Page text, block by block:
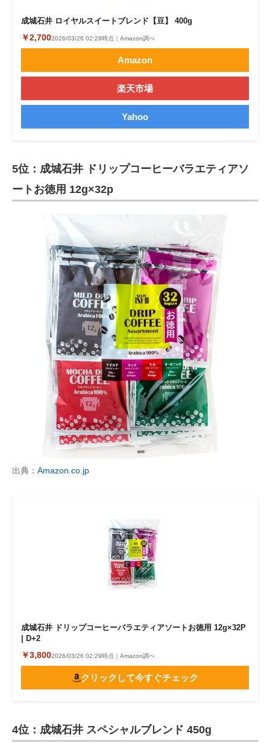
成城石井 ロイヤルスイートブレンド【豆】 400g
￥2,7002026/03/26 02:29時点｜Amazon調べ
Amazon
楽天市場
Yahoo
5位：成城石井 ドリップコーヒーバラエティアソ
ートお徳用 12g×32p
出典： Amazon.co.jp
成城石井 ドリップコーヒーバラエティアソートお徳用 12g×32P
| D+2
￥3,8002026/03/26 02:29時点｜Amazon調べ
クリックして今すぐチェック
4位：成城石井 スペシャルブレンド 450g